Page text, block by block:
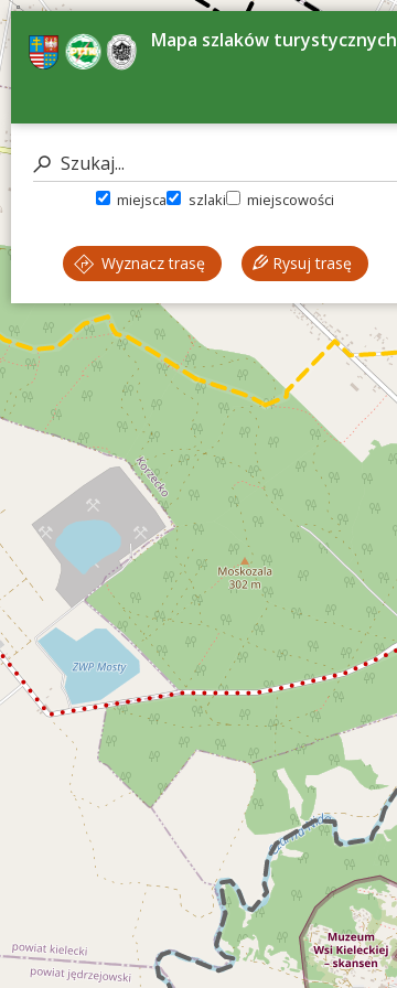
Mapa szlaków turystycznych
miejsca szlaki miejscowości
Wyznacz trasę Rysuj trasę